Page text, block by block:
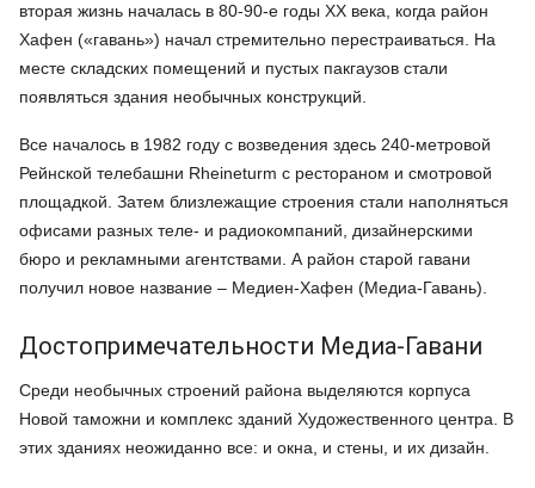
вторая жизнь началась в 80-90-е годы ХХ века, когда район
Хафен («гавань») начал стремительно перестраиваться. На
месте складских помещений и пустых пакгаузов стали
появляться здания необычных конструкций.
Все началось в 1982 году с возведения здесь 240-метровой
Рейнской телебашни Rheineturm с рестораном и смотровой
площадкой. Затем близлежащие строения стали наполняться
офисами разных теле- и радиокомпаний, дизайнерскими
бюро и рекламными агентствами. А район старой гавани
получил новое название – Медиен-Хафен (Медиа-Гавань).
Достопримечательности Медиа-Гавани
Среди необычных строений района выделяются корпуса
Новой таможни и комплекс зданий Художественного центра. В
этих зданиях неожиданно все: и окна, и стены, и их дизайн.